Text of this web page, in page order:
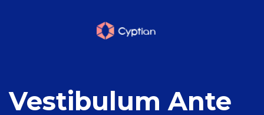
Vestibulum Ante